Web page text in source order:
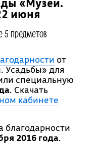
июня
5 предметов
от
Усадьбы» для
специальную
. Скачать
кабинете
благодарности
2016 года.